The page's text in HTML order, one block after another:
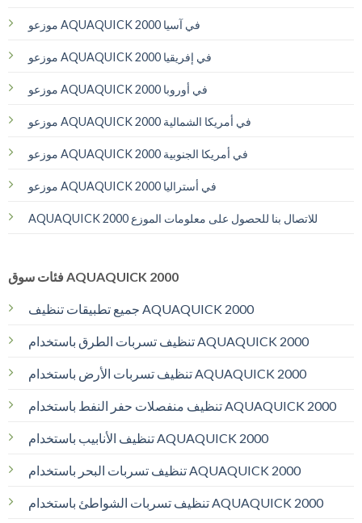
موزعو AQUAQUICK 2000 في آسيا
موزعو AQUAQUICK 2000 في إفريقيا
موزعو AQUAQUICK 2000 في أوروبا
موزعو AQUAQUICK 2000 في أمريكا الشمالية
موزعو AQUAQUICK 2000 في أمريكا الجنوبية
موزعو AQUAQUICK 2000 في أستراليا
AQUAQUICK 2000 للاتصال بنا للحصول على معلومات الموزع
فئات سوق AQUAQUICK 2000
جميع تطبيقات تنظيف AQUAQUICK 2000
تنظيف تسربات الطرق باستخدام AQUAQUICK 2000
تنظيف تسربات الأرض باستخدام AQUAQUICK 2000
تنظيف منفصلات حفر النفط باستخدام AQUAQUICK 2000
تنظيف الأنابيب باستخدام AQUAQUICK 2000
تنظيف تسربات البحر باستخدام AQUAQUICK 2000
تنظيف تسربات الشواطئ باستخدام AQUAQUICK 2000